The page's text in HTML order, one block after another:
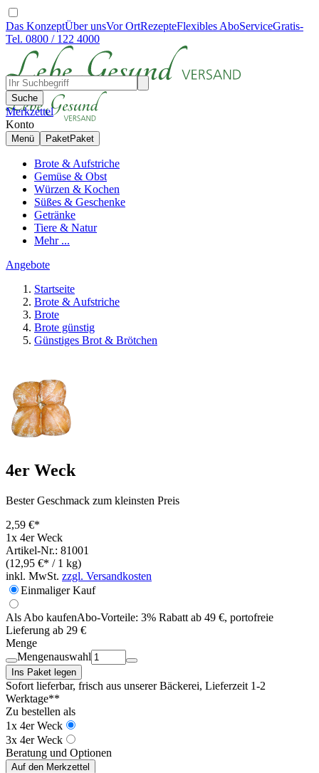
Das KonzeptÜber unsVor OrtRezepteFlexibles AboServiceGratis-
Tel. 0800 / 122 4000
Suche
Merkzettel
Konto
Menü PaketPaket
Brote & Aufstriche
Gemüse & Obst
Würzen & Kochen
Süßes & Geschenke
Getränke
Tiere & Natur
Mehr ...
Angebote
Startseite
Brote & Aufstriche
Brote
Brote günstig
Günstiges Brot & Brötchen
4er Weck
Bester Geschmack zum kleinsten Preis
2,59 €*
1x 4er Weck
Artikel-Nr.: 81001
(12,95 €* / 1 kg)
inkl. MwSt. zzgl. Versandkosten
Einmaliger Kauf
Als Abo kaufenAbo-Vorteile: 3% Rabatt ab 49 €, portofreie
Lieferung ab 29 €
Menge
Mengenauswahl
Ins Paket legen
Sofort lieferbar, frisch aus unserer Bäckerei, Lieferzeit 1-2
Werktage**
Zu bestellen als
1x 4er Weck
3x 4er Weck
Beratung und Optionen
Auf den Merkzettel